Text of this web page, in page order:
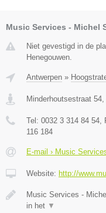
Music Services - Michel
Niet gevestigd in de
Henegouwen.
Antwerpen »
Minderhoutsestraat 54
Tel: 0032 3 314 84 54
116 184
E-mail › Music
Website: http://
Music Services -
in het ▼